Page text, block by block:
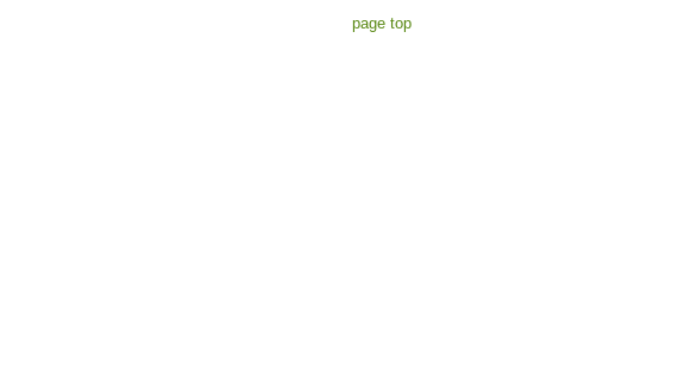
page top